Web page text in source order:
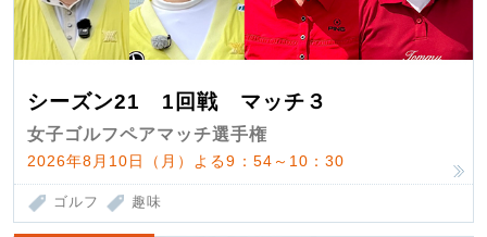
シーズン21 1回戦 マッチ３
女子ゴルフペアマッチ選手権
2026年8月10日（月）よる9：54～10：30
ゴルフ 趣味